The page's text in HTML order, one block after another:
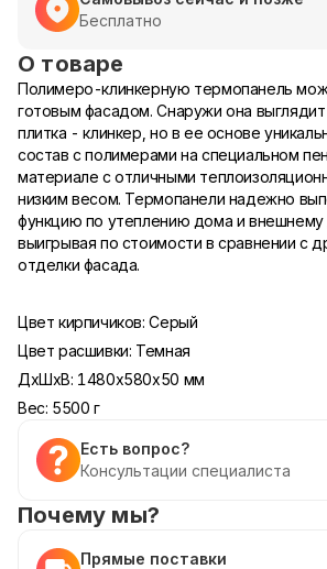
Бесплатно
О товаре
Полимеро-клинкерную термопанель
готовым фасадом. Снаружи она выглядит
плитка - клинкер, но в ее основе
состав с полимерами на специальном
материале с отличными
низким весом. Термопанели надежно
функцию по утеплению дома и внешнему
выигрывая по стоимости в сравнении с
отделки фасада.
Цвет кирпичиков: Серый
Цвет расшивки: Темная
ДxШxВ: 1480x580x50 мм
Вес: 5500 г
Есть вопрос?
Консультации специалиста
Почему мы?
Прямые поставки